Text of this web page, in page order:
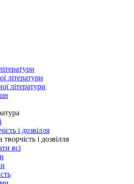
літератури
літератури
і дозвілля
творчість і дозвілля
всі